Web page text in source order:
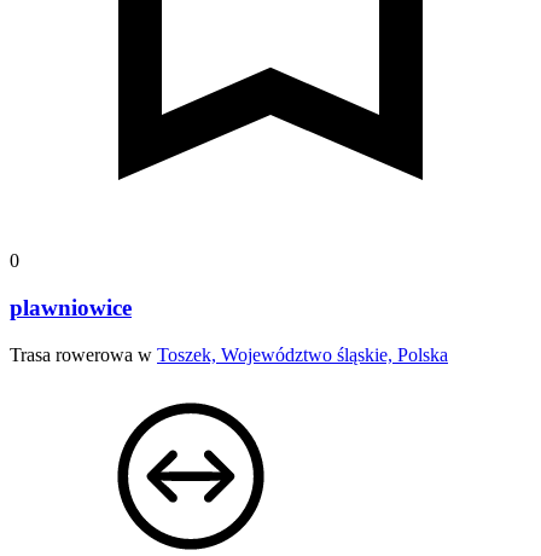
0
plawniowice
Trasa rowerowa w Toszek, Województwo śląskie, Polska